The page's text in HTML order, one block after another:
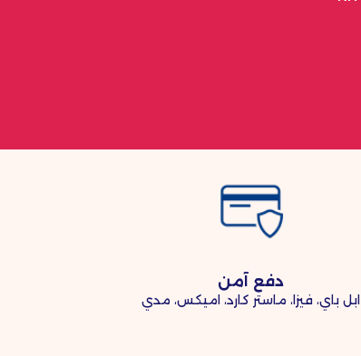
دفع آمن
ابل باي، فيزا، ماستر كارد، اميكس، مدي